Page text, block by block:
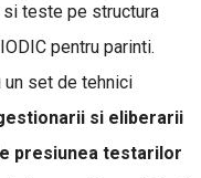
teste pe structura
pentru parinti.
set de tehnici
si eliberarii
presiunea testarilor